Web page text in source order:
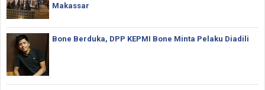
Makassar
Bone Berduka, DPP KEPMI Bone Minta Pelaku Diadili